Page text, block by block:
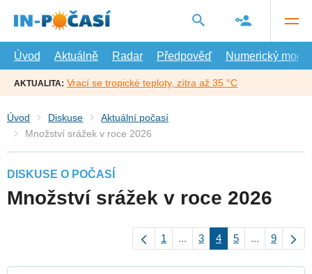
hlavní
Úvod
Aktuálně Radar Předpověď Numerický model
AKTUALITA: Vrací se tropické teploty, zítra až 35 °C
Úvod Diskuse
Aktuální počasí
Množství srážek v roce 2026
DISKUSE O POČASÍ
Množství srážek v roce 2026
1 ... 3 4 5 ... 9